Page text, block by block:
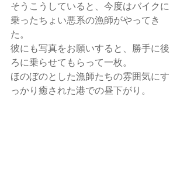
そうこうしていると、今度はバイクに
乗ったちょい悪系の漁師がやってき
た。
彼にも写真をお願いすると、勝手に後
ろに乗らせてもらって一枚。
ほのぼのとした漁師たちの雰囲気にす
っかり癒された港での昼下がり。